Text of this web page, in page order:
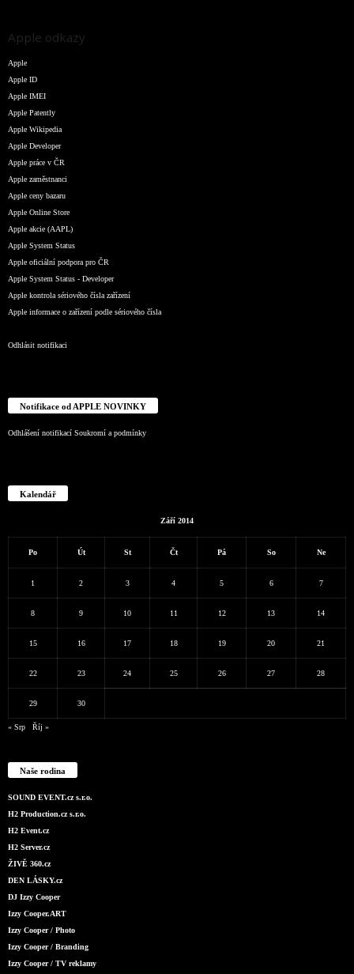
Apple odkazy
Apple
Apple ID
Apple IMEI
Apple Patently
Apple Wikipedia
Apple Developer
Apple práce v ČR
Apple zaměstnanci
Apple ceny bazaru
Apple Online Store
Apple akcie (AAPL)
Apple System Status
Apple oficiální podpora pro ČR
Apple System Status - Developer
Apple kontrola sériového čísla zařízení
Apple informace o zařízení podle sériového čísla
Odhlásit notifikaci
Notifikace od APPLE NOVINKY
Odhlášení notifikací Soukromí a podmínky
Kalendář
Září 2014
Po Út St Čt Pá So Ne
1 2 3 4 5 6 7
8 9 10 11 12 13 14
15 16 17 18 19 20 21
22 23 24 25 26 27 28
29 30
« Srp Říj »
Naše rodina
SOUND EVENT.cz s.r.o.
H2 Production.cz s.r.o.
H2 Event.cz
H2 Server.cz
ŽIVĚ 360.cz
DEN LÁSKY.cz
DJ Izzy Cooper
Izzy Cooper.ART
Izzy Cooper / Photo
Izzy Cooper / Branding
Izzy Cooper / TV reklamy